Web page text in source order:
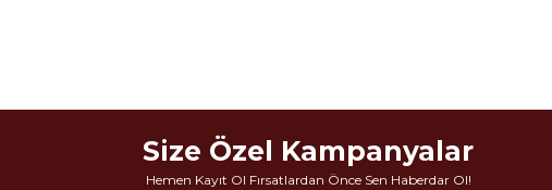
Size Özel Kampanyalar
Hemen Kayıt Ol Fırsatlardan Önce Sen Haberdar Ol!